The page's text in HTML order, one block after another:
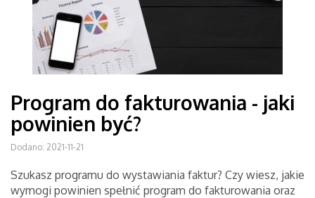
Program do fakturowania - jaki
powinien być?
Dodano: 2021-11-21
Szukasz programu do wystawiania faktur? Czy wiesz, jakie
wymogi powinien spełnić program do fakturowania oraz